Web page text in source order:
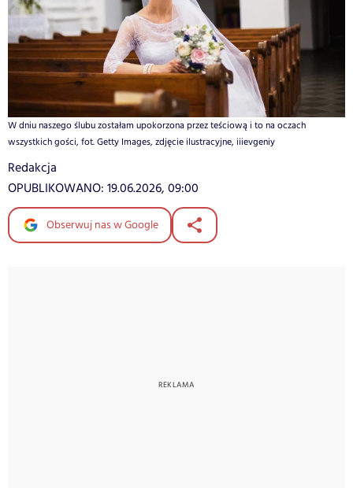
W dniu naszego ślubu zostałam upokorzona przez teściową i to na oczach
wszystkich gości, fot. Getty Images, zdjęcie ilustracyjne, iiievgeniy
Redakcja
OPUBLIKOWANO: 19.06.2026, 09:00
Obserwuj nas w Google